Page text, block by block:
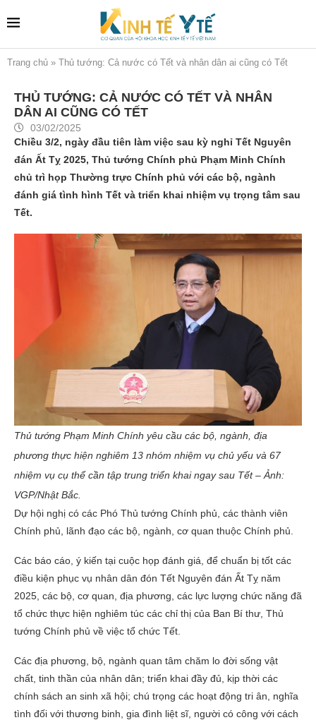
Trang chủ » Thủ tướng: Cả nước có Tết và nhân dân ai cũng có Tết
THỦ TƯỚNG: CẢ NƯỚC CÓ TẾT VÀ NHÂN
DÂN AI CŨNG CÓ TẾT
03/02/2025
Chiều 3/2, ngày đầu tiên làm việc sau kỳ nghỉ Tết Nguyên
đán Ất Tỵ 2025, Thủ tướng Chính phủ Phạm Minh Chính
chủ trì họp Thường trực Chính phủ với các bộ, ngành
đánh giá tình hình Tết và triển khai nhiệm vụ trọng tâm sau
Tết.
Thủ tướng Phạm Minh Chính yêu cầu các bộ, ngành, địa
phương thực hiện nghiêm 13 nhóm nhiệm vụ chủ yếu và 67
nhiệm vụ cụ thể cần tập trung triển khai ngay sau Tết – Ảnh:
VGP/Nhật Bắc.
Dự hội nghị có các Phó Thủ tướng Chính phủ, các thành viên
Chính phủ, lãnh đạo các bộ, ngành, cơ quan thuộc Chính phủ.
Các báo cáo, ý kiến tại cuộc họp đánh giá, để chuẩn bị tốt các
điều kiện phục vụ nhân dân đón Tết Nguyên đán Ất Tỵ năm
2025, các bộ, cơ quan, địa phương, các lực lượng chức năng đã
tổ chức thực hiện nghiêm túc các chỉ thị của Ban Bí thư, Thủ
tướng Chính phủ về việc tổ chức Tết.
Các địa phương, bộ, ngành quan tâm chăm lo đời sống vật
chất, tinh thần của nhân dân; triển khai đầy đủ, kịp thời các
chính sách an sinh xã hội; chú trọng các hoạt động tri ân, nghĩa
tình đối với thương binh, gia đình liệt sĩ, người có công với cách